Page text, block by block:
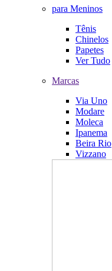
para Meninos
Tênis
Chinelos
Papetes
Ver Tudo
Marcas
Via Uno
Modare
Moleca
Ipanema
Beira Rio
Vizzano